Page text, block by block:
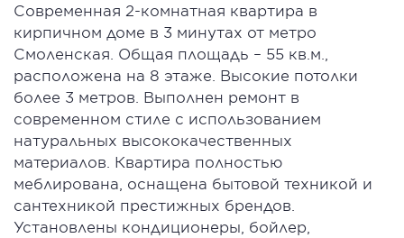
Современная 2-комнатная квартира в
кирпичном доме в 3 минутах от метро
Смоленская. Общая площадь – 55 кв.м.,
расположена на 8 этаже. Высокие потолки
более 3 метров. Выполнен ремонт в
современном стиле с использованием
натуральных высококачественных
материалов. Квартира полностью
меблирована, оснащена бытовой техникой и
сантехникой престижных брендов.
Установлены кондиционеры, бойлер,